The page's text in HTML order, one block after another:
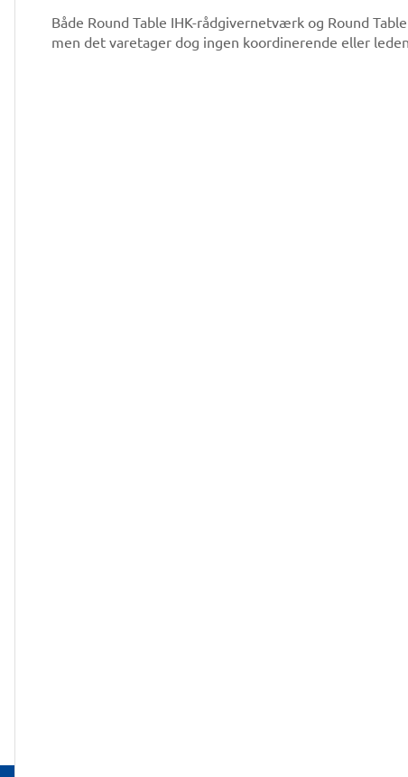
Både Round Table IHK-rådgivernetværk og Round
men det varetager dog ingen koordinerende eller